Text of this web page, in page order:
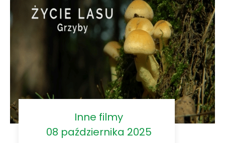
Inne filmy
08 października 2025